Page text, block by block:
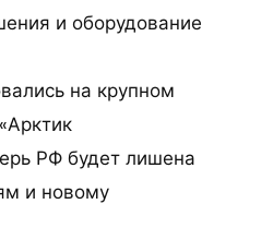
и оборудование
на крупном
РФ будет лишена
и новому